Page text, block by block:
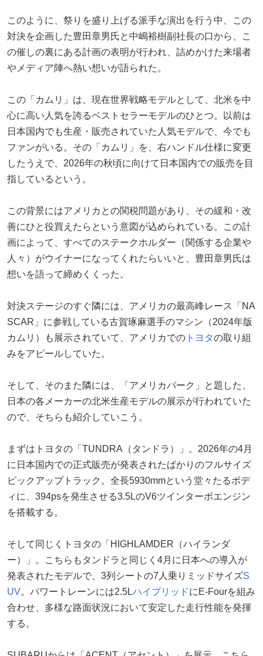
このように、祭りを盛り上げる派手な演出を行う中、この
対決を企画した豊田章男氏と中嶋裕樹副社長の口から、こ
の催しの裏にある計画の表明が行われ、詰めかけた来場者
やメディア陣へ熱い想いが語られた。
この「カムリ」は、現在世界戦略モデルとして、北米を中
心に高い人気を誇るベストセラーモデルのひとつ。以前は
日本国内でも生産・販売されていた人気モデルで、今でも
ファンがいる。その「カムリ」を、右ハンドル仕様に変更
したうえで、2026年の秋頃に向けて日本国内での販売を目
指しているという。
この背景にはアメリカとの関税問題があり、その緩和・改
善にひと役買えたらという意図が込められている。この計
画によって、すべてのステークホルダー（関係する企業や
人々）がウイナーになってくれたらいいと、豊田章男氏は
想いを語って締めくくった。
対決ステージのすぐ隣には、アメリカの最高峰レース「NA
SCAR」に参戦している古賀琢麻選手のマシン（2024年版
カムリ）も展示されていて、アメリカでの トヨタの取り組
みをアピールしていた。
そして、そのまた隣には、「アメリカパーク」と題した、
日本の各メーカーの北米生産モデルの展示が行われていた
ので、そちらも紹介していこう。
まずはトヨタの「TUNDRA（タンドラ）」。2026年の4月
に日本国内での正式販売が発表されたばかりのフルサイズ
ピックアップトラック。全長5930mmという堂々たるボデ
ィに、394psを発生させる3.5LのV6ツインターボエンジン
を搭載する。
そして同じくトヨタの「HIGHLAMDER（ハイランダ
ー）」。こちらもタンドラと同じく4月に日本への導入が
発表されたモデルで、3列シートの7人乗りミッドサイズS
UV。パワートレーンには2.5LハイブリッドにE-Fourを組み
合わせ、多様な路面状況において安定した走行性能を発揮
する。